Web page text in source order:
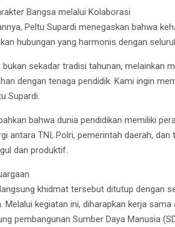
Bangsa melalui Kolaborasi
Peltu Supardi menegaskan bahwa
hubungan yang harmonis dengan
bukan sekadar tradisi tahunan,
dengan tenaga pendidik. Kami ingin
Supardi.
bahwa dunia pendidikan memiliki
antara TNI, Polri, pemerintah daerah,
dan produktif.
khidmat tersebut ditutup dengan
Melalui kegiatan ini, diharapkan kerja
pembangunan Sumber Daya Manusia